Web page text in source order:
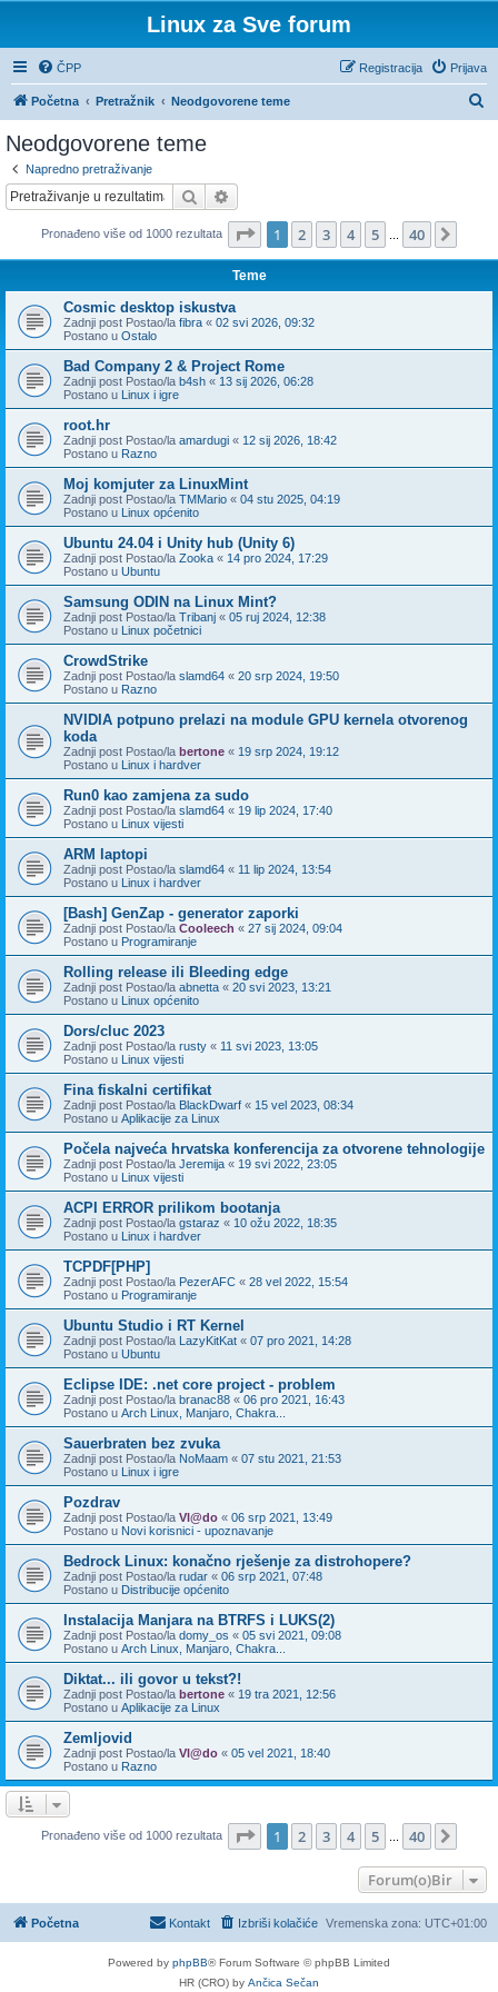
Linux za Sve forum
ČPP Prijava
Registracija
Početna Pretražnik Neodgovorene teme
ž
Neodgovorene teme
Napredno pretraživanje
Pretražnik
Pronađeno više od 1000 rezultata Stranica: 1/ 40.
1 2 3 4 5 40
Teme
Cosmic desktop iskustva
Zadnji post Postao/la fibra « 02 svi 2026, 09:32
Postano u Ostalo
Bad Company 2 & Project Rome
Zadnji post Postao/la b4sh « 13 sij 2026, 06:28
Postano u Linux i igre
root.hr
Zadnji post Postao/la amardugi « 12 sij 2026, 18:42
Postano u Razno
Moj komjuter za LinuxMint
Zadnji post Postao/la TMMario « 04 stu 2025, 04:19
Postano u Linux općenito
Ubuntu 24.04 i Unity hub (Unity 6)
Zadnji post Postao/la Zooka « 14 pro 2024, 17:29
Postano u Ubuntu
Samsung ODIN na Linux Mint?
Zadnji post Postao/la Tribanj « 05 ruj 2024, 12:38
Postano u Linux početnici
CrowdStrike
Zadnji post Postao/la slamd64 « 20 srp 2024, 19:50
Postano u Razno
NVIDIA potpuno prelazi na module GPU kernela otvorenog
koda
Zadnji post Postao/la bertone « 19 srp 2024, 19:12
Postano u Linux i hardver
Run0 kao zamjena za sudo
Zadnji post Postao/la slamd64 « 19 lip 2024, 17:40
Postano u Linux vijesti
ARM laptopi
Zadnji post Postao/la slamd64 « 11 lip 2024, 13:54
Postano u Linux i hardver
[Bash] GenZap - generator zaporki
Zadnji post Postao/la Cooleech « 27 sij 2024, 09:04
Postano u Programiranje
Rolling release ili Bleeding edge
Zadnji post Postao/la abnetta « 20 svi 2023, 13:21
Postano u Linux općenito
Dors/cluc 2023
Zadnji post Postao/la rusty « 11 svi 2023, 13:05
Postano u Linux vijesti
Fina fiskalni certifikat
Zadnji post Postao/la BlackDwarf « 15 vel 2023, 08:34
Postano u Aplikacije za Linux
Počela najveća hrvatska konferencija za otvorene tehnologije
Zadnji post Postao/la Jeremija « 19 svi 2022, 23:05
Postano u Linux vijesti
ACPI ERROR prilikom bootanja
Zadnji post Postao/la gstaraz « 10 ožu 2022, 18:35
Postano u Linux i hardver
TCPDF[PHP]
Zadnji post Postao/la PezerAFC « 28 vel 2022, 15:54
Postano u Programiranje
Ubuntu Studio i RT Kernel
Zadnji post Postao/la LazyKitKat « 07 pro 2021, 14:28
Postano u Ubuntu
Eclipse IDE: .net core project - problem
Zadnji post Postao/la branac88 « 06 pro 2021, 16:43
Postano u Arch Linux, Manjaro, Chakra...
Sauerbraten bez zvuka
Zadnji post Postao/la NoMaam « 07 stu 2021, 21:53
Postano u Linux i igre
Pozdrav
Zadnji post Postao/la Vl@do « 06 srp 2021, 13:49
Postano u Novi korisnici - upoznavanje
Bedrock Linux: konačno rješenje za distrohopere?
Zadnji post Postao/la rudar « 06 srp 2021, 07:48
Postano u Distribucije općenito
Instalacija Manjara na BTRFS i LUKS(2)
Zadnji post Postao/la domy_os « 05 svi 2021, 09:08
Postano u Arch Linux, Manjaro, Chakra...
Diktat... ili govor u tekst?!
Zadnji post Postao/la bertone « 19 tra 2021, 12:56
Postano u Aplikacije za Linux
Zemljovid
Zadnji post Postao/la Vl@do « 05 vel 2021, 18:40
Postano u Razno
Pronađeno više od 1000 rezultata Stranica: 1/ 40.
1 2 3 4 5 40
Forum(o)Bir
Početna Vremenska zona: UTC+01:00
Izbriši kolačiće
Kontakt
Powered by phpBB® Forum Software © phpBB Limited
HR (CRO) by Ančica Sečan